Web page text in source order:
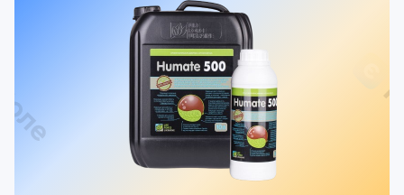
Реєстрація
(096) 556 55 56